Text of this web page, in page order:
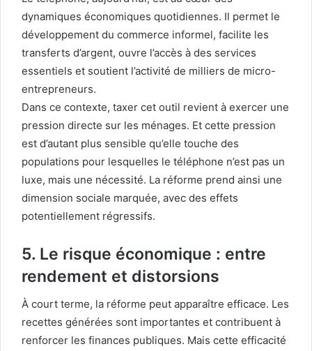
dynamiques économiques quotidiennes. Il permet le
développement du commerce informel, facilite les
transferts d’argent, ouvre l’accès à des services
essentiels et soutient l’activité de milliers de micro-
entrepreneurs.
Dans ce contexte, taxer cet outil revient à exercer une
pression directe sur les ménages. Et cette pression
est d’autant plus sensible qu’elle touche des
populations pour lesquelles le téléphone n’est pas un
luxe, mais une nécessité. La réforme prend ainsi une
dimension sociale marquée, avec des effets
potentiellement régressifs.
5. Le risque économique : entre
rendement et distorsions
À court terme, la réforme peut apparaître efficace. Les
recettes générées sont importantes et contribuent à
renforcer les finances publiques. Mais cette efficacité